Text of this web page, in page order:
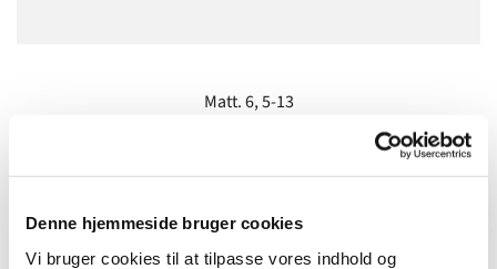
Denne hjemmeside bruger cookies
Vi bruger cookies til at tilpasse vores indhold og
Matt. 6, 5-13